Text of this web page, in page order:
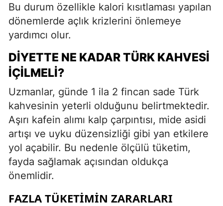
Bu durum özellikle kalori kısıtlaması yapılan
dönemlerde açlık krizlerini önlemeye
yardımcı olur.
DIYETTE NE KADAR TÜRK KAHVESI
İÇILMELI?
Uzmanlar, günde 1 ila 2 fincan sade Türk
kahvesinin yeterli olduğunu belirtmektedir.
Aşırı kafein alımı kalp çarpıntısı, mide asidi
artışı ve uyku düzensizliği gibi yan etkilere
yol açabilir. Bu nedenle ölçülü tüketim,
fayda sağlamak açısından oldukça
önemlidir.
FAZLA TÜKETIMIN ZARARLARI